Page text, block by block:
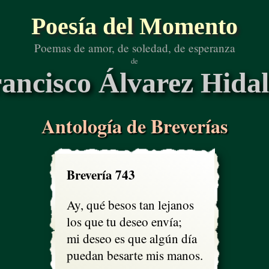
Poesía del Momento
Poemas de amor, de soledad, de esperanza
de
Álvarez
Antología de Breverías
Brevería 743
Ay, qué besos tan lejanos
los que tu deseo envía;
mi deseo es que algún día
puedan besarte mis manos.